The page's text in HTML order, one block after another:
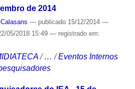
de 2014
— publicado15/12/2014 —
05/2018 15:49 — registrado em:
/…/Eventos Internos